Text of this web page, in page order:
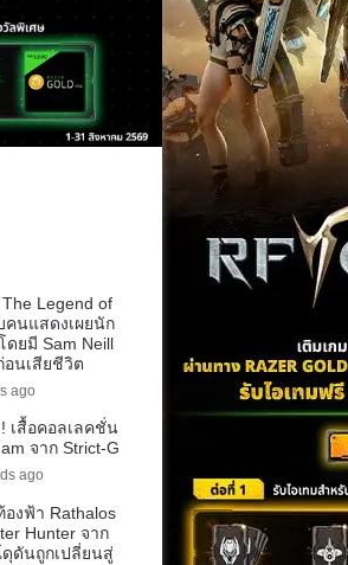
Legend of
คนแสดงเผยนัก
ดยมี Sam Neill
อนเสียชีวิต
ago
เสื้อคอลเลคชั่น
จาก Strict-G
ago
งฟ้า Rathalos
Hunter จาก
ดันถูกเปลี่ยนสู่